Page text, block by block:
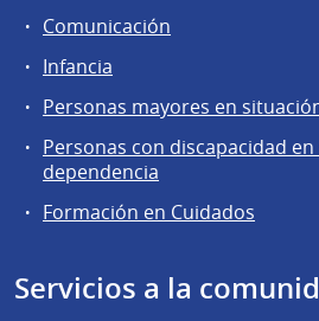
Comunicación
Infancia
Personas mayores en
Personas con discapacidad
dependencia
Formación en Cuidados
Servicios a la